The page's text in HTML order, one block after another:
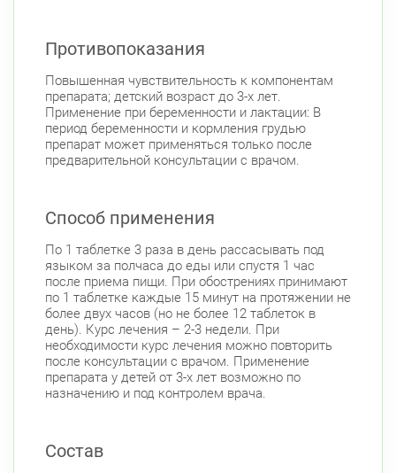
Противопоказания
Повышенная чувствительность к компонентам
препарата; детский возраст до 3-х лет.
Применение при беременности и лактации: В
период беременности и кормления грудью
препарат может применяться только после
предварительной консультации с врачом.
Способ применения
По 1 таблетке 3 раза в день рассасывать под
языком за полчаса до еды или спустя 1 час
после приема пищи. При обострениях принимают
по 1 таблетке каждые 15 минут на протяжении не
более двух часов (но не более 12 таблеток в
день). Курс лечения – 2-3 недели. При
необходимости курс лечения можно повторить
после консультации с врачом. Применение
препарата у детей от 3-х лет возможно по
назначению и под контролем врача.
Состав